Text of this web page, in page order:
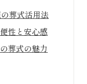
葬式活用法
性と安心感
葬式の魅力
と案内方法